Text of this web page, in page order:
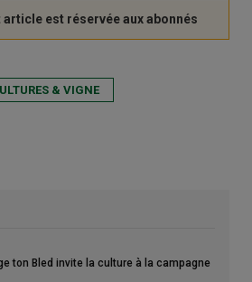
& VIGNE
ton Bled invite la culture à la campagne